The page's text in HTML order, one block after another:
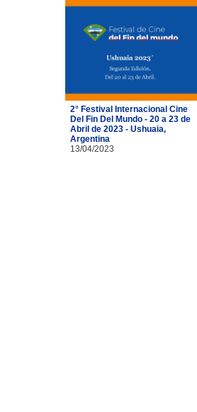
2° Festival Internacional Cine
Del Fin Del Mundo - 20 a 23 de
Abril de 2023 - Ushuaia,
Argentina
13/04/2023